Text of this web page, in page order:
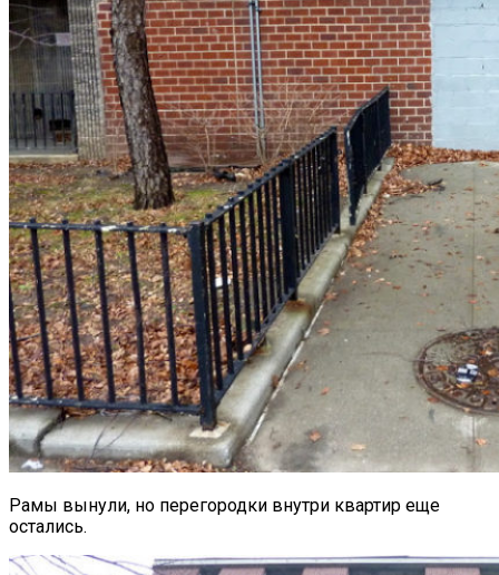
Рамы вынули, но перегородки внутри квартир еще
остались.